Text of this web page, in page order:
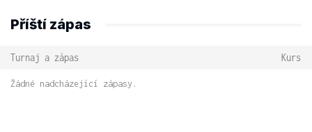
Příští zápas
Turnaj a zápas Kurs
Žádné nadcházející zápasy.